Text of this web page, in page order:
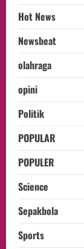
Hot News
Newsbeat
olahraga
opini
Politik
POPULAR
POPULER
Science
Sepakbola
Sports